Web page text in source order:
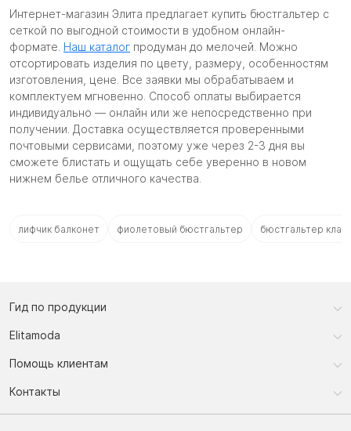
Интернет-магазин Элита предлагает купить бюстгальтер с
сеткой по выгодной стоимости в удобном онлайн-
формате. Наш каталог продуман до мелочей. Можно
отсортировать изделия по цвету, размеру, особенностям
изготовления, цене. Все заявки мы обрабатываем и
комплектуем мгновенно. Способ оплаты выбирается
индивидуально — онлайн или же непосредственно при
получении. Доставка осуществляется проверенными
почтовыми сервисами, поэтому уже через 2-3 дня вы
сможете блистать и ощущать себе уверенно в новом
нижнем белье отличного качества.
лифчик балконет фиолетовый бюстгальтер бюстгальтер
Гид по продукции
Elitamoda
Помощь клиентам
Контакты